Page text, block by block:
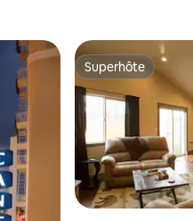
Superhôte
Superhôte